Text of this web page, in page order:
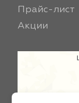
Прайс-лист
Акции